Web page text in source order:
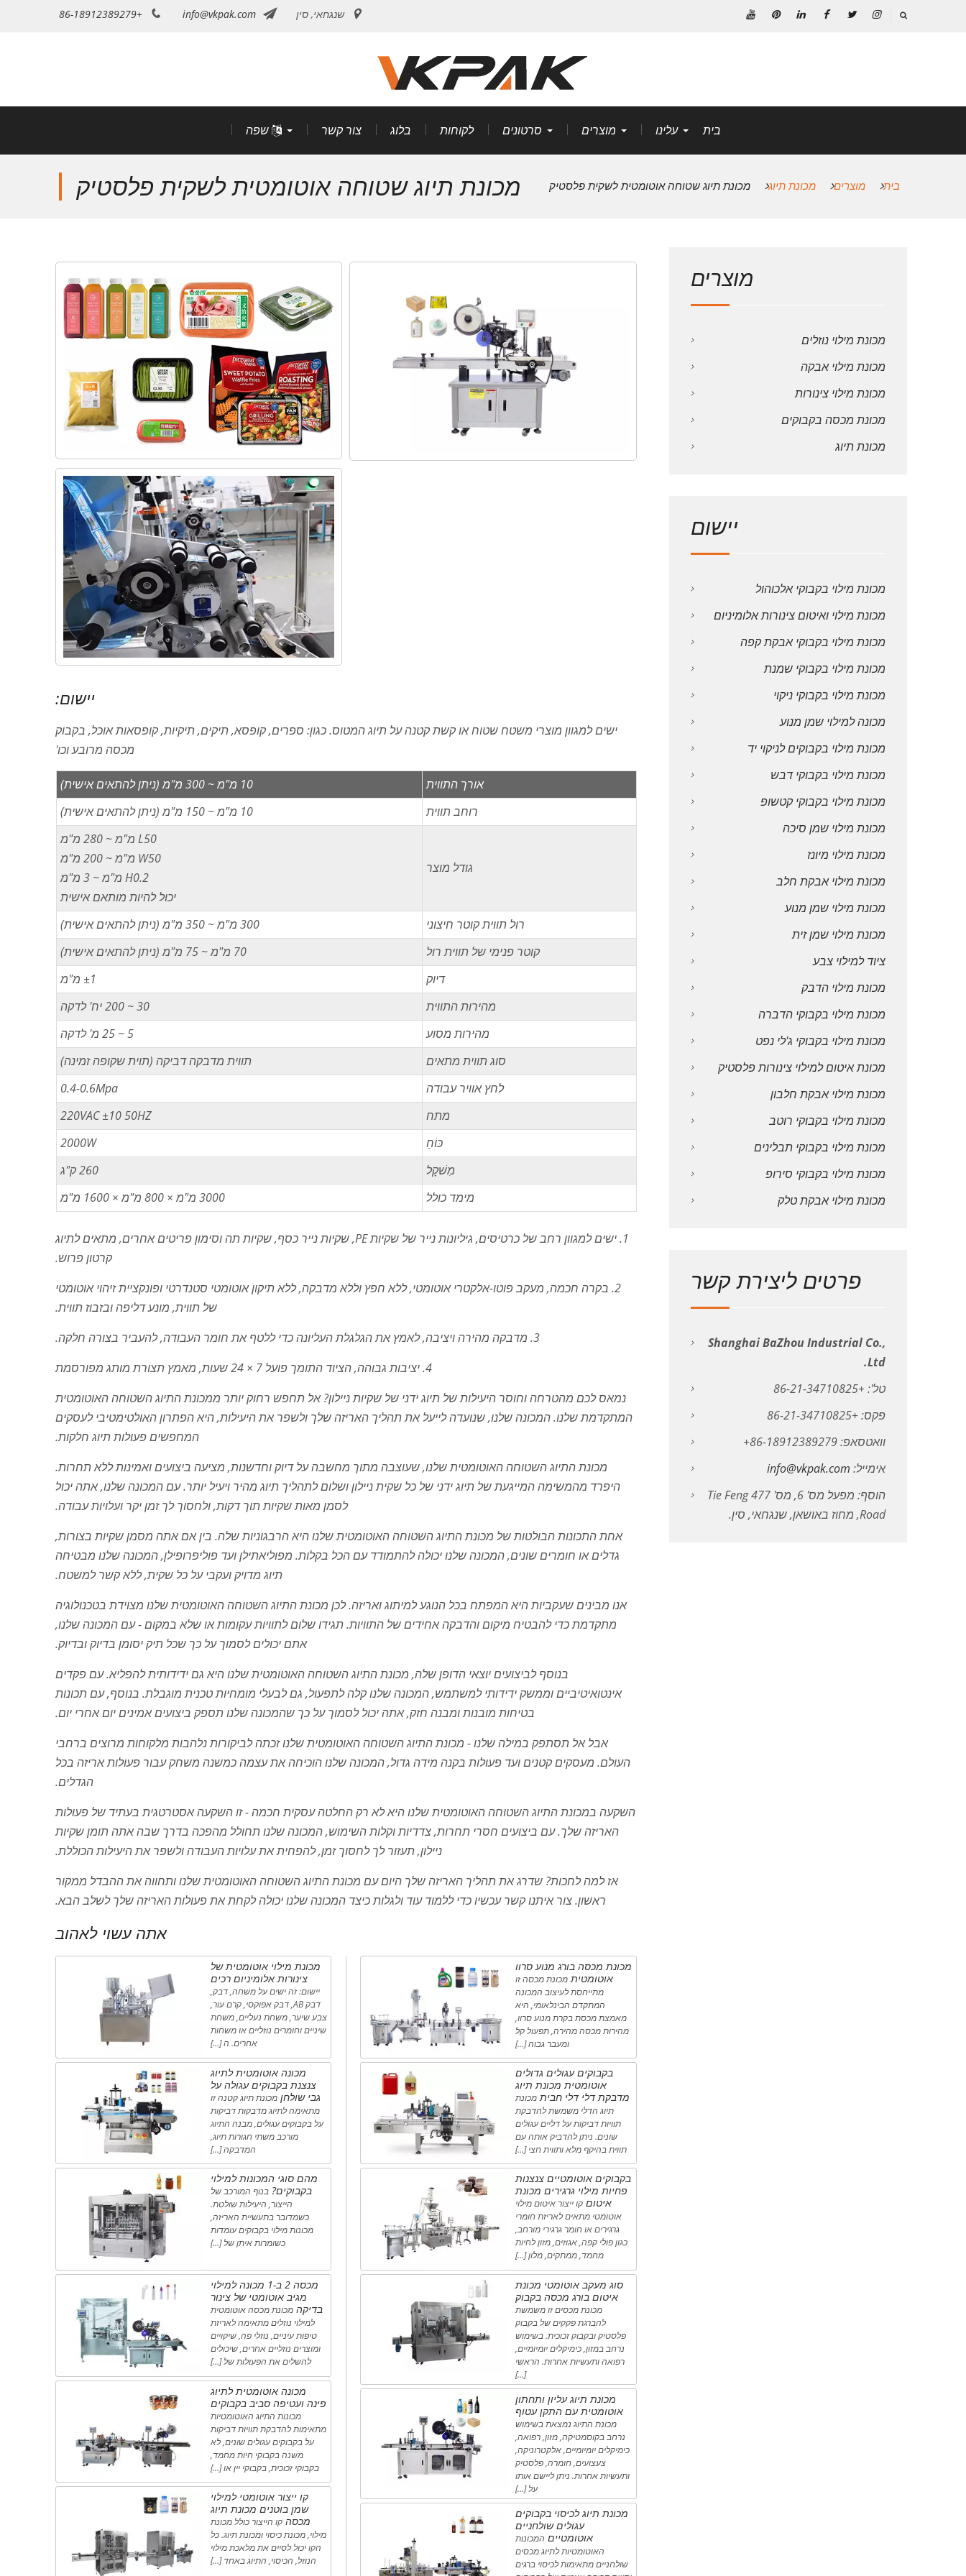
+86-18912389279 info@vkpak.com שנגחאי, סין
בית עלינו מוצרים סרטונים לקוחות בלוג צור קשר שפה
מכונת תיוג שטוחה אוטומטית לשקית פלסטיק בית מוצרים מכונת תיוג מכונת תיוג שטוחה אוטומטית לשקית פלסטיק
יישום:
ישים למגוון מוצרי משטח שטוח או קשת קטנה על תיוג המטוס. כגון: ספרים, קופסא, תיקים, תיקיות, קופסאות אוכל, בקבוק
מכסה מרובע וכו'
אורך התווית
10 מ"מ ~ 300 מ"מ (ניתן להתאים אישית)
רוחב תווית
10 מ"מ ~ 150 מ"מ (ניתן להתאים אישית)
גודל מוצר
L50 מ"מ ~ 280 מ"מ
W50 מ"מ ~ 200 מ"מ
H0.2 מ"מ ~ 3 מ"מ
יכול להיות מותאם אישית
רול תווית קוטר חיצוני
300 מ"מ ~ 350 מ"מ (ניתן להתאים אישית)
קוטר פנימי של תווית רול
70 מ"מ ~ 75 מ"מ (ניתן להתאים אישית)
דיוק
±1 מ"מ
מהירות התווית
30 ~ 200 יח' לדקה
מהירות מסוע
5 ~ 25 מ' לדקה
סוג תווית מתאים
תווית מדבקה דביקה (תוית שקופה זמינה)
לחץ אוויר עבודה
0.4-0.6Mpa
מתח
220VAC ±10 50HZ
כּוֹחַ
2000W
מִשׁקָל
260 ק"ג
מימד כולל
3000 מ"מ × 800 מ"מ × 1600 מ"מ
1. ישים למגוון רחב של כרטיסים, גיליונות נייר של שקיות PE, שקיות נייר כסף, שקיות תה וסימון פריטים אחרים, מתאים לתיוג
קרטון פרוש.
2. בקרה חכמה, מעקב פוטו-אלקטרי אוטומטי, ללא חפץ וללא מדבקה, ללא תיקון אוטומטי סטנדרטי ופונקציית זיהוי אוטומטי
של תווית, מונע דליפה ובזבוז תווית.
3. מדבקה מהירה ויציבה, לאמץ את הגלגלת העליונה כדי ללטף את חומר העבודה, להעביר בצורה חלקה.
4. יציבות גבוהה, הציוד התומך פועל 7 × 24 שעות, מאמץ תצורת מותג מפורסמת
נמאס לכם מהטרחה וחוסר היעילות של תיוג ידני של שקיות ניילון? אל תחפש רחוק יותר ממכונת התיוג השטוחה האוטומטית
המתקדמת שלנו. המכונה שלנו, שנועדה לייעל את תהליך האריזה שלך ולשפר את היעילות, היא הפתרון האולטימטיבי לעסקים
המחפשים פעולות תיוג חלקות.
מכונת התיוג השטוחה האוטומטית שלנו, שעוצבה מתוך מחשבה על דיוק וחדשנות, מציעה ביצועים ואמינות ללא תחרות.
היפרד מהמשימה המייגעת של תיוג ידני של כל שקית ניילון ושלום לתהליך תיוג מהיר ויעיל יותר. עם המכונה שלנו, אתה יכול
לסמן מאות שקיות תוך דקות, ולחסוך לך זמן יקר ועלויות עבודה.
אחת התכונות הבולטות של מכונת התיוג השטוחה האוטומטית שלנו היא הרבגוניות שלה. בין אם אתה מסמן שקיות בצורות,
גדלים או חומרים שונים, המכונה שלנו יכולה להתמודד עם הכל בקלות. מפוליאתילן ועד פוליפרופילן, המכונה שלנו מבטיחה
תיוג מדויק ועקבי על כל שקית, ללא קשר למשטח.
אנו מבינים שעקביות היא המפתח בכל הנוגע למיתוג ואריזה. לכן מכונת התיוג השטוחה האוטומטית שלנו מצוידת בטכנולוגיה
מתקדמת כדי להבטיח מיקום והדבקה אחידים של התוויות. תגידו שלום לתוויות עקומות או שלא במקום - עם המכונה שלנו,
אתם יכולים לסמוך על כך שכל תיק יסומן בדיוק ובדיוק.
בנוסף לביצועים יוצאי הדופן שלה, מכונת התיוג השטוחה האוטומטית שלנו היא גם ידידותית להפליא. עם פקדים
אינטואיטיביים וממשק ידידותי למשתמש, המכונה שלנו קלה לתפעול, גם לבעלי מומחיות טכנית מוגבלת. בנוסף, עם תכונות
בטיחות מובנות ומבנה חזק, אתה יכול לסמוך על כך שהמכונה שלנו תספק ביצועים אמינים יום אחרי יום.
אבל אל תסתפק במילה שלנו - מכונת התיוג השטוחה האוטומטית שלנו זכתה לביקורות נלהבות מלקוחות מרוצים ברחבי
העולם. מעסקים קטנים ועד פעולות בקנה מידה גדול, המכונה שלנו הוכיחה את עצמה כמשנה משחק עבור פעולות אריזה בכל
הגדלים.
השקעה במכונת התיוג השטוחה האוטומטית שלנו היא לא רק החלטה עסקית חכמה - זו השקעה אסטרטגית בעתיד של פעולות
האריזה שלך. עם ביצועים חסרי תחרות, צדדיות וקלות השימוש, המכונה שלנו תחולל מהפכה בדרך שבה אתה תומן שקיות
ניילון, תעזור לך לחסוך זמן, להפחית את עלויות העבודה ולשפר את היעילות הכוללת.
אז למה לחכות? שדרג את תהליך האריזה שלך היום עם מכונת התיוג השטוחה האוטומטית שלנו ותחווה את ההבדל ממקור
ראשון. צור איתנו קשר עכשיו כדי ללמוד עוד ולגלות כיצד המכונה שלנו יכולה לקחת את פעולות האריזה שלך לשלב הבא.
אתה עשוי לאהוב
מכונת מכסה בורג מנוע סרוו
אוטומטית מכונת מכסה זו
מתייחסת לעיצוב המכונה
המתקדם הבינלאומי, היא
מאמצת מכסת בקרת מנוע סרוו,
מהירות מכסה מהירה, תפעול קל
ומעבר גבוה […]
בקבוקים עגולים גדולים
אוטומטית מכונת תיוג
מדבקת דלי דלי חבית מכונת
תיוג הדלי משמשת להדבקת
תוויות דביקות על דליים עגולים
שונים. ניתן להדביק אותה עם
תווית בהיקף מלא ותווית חצי […]
בקבוקים אוטומטיים צנצנות
פחיות מילוי גרגירים מכונת
איטום קו ייצור איטום מילוי
אוטומטי מתאים לאריזת חומרי
גרגירים או חומר גרגירי מורחב,
כגון פולי קפה, אגוזים, מזון לחיות
מחמד, ממתקים, מלון […]
סוג מעקב אוטומטי מכונת
איטום בורג מכסה בקבוק
מכונת מכסים זו משמשת
להברגת פקקים של בקבוק
פלסטיק ובקבוק זכוכית. בשימוש
נרחב במזון, כימיקלים יומיומיים,
רפואה ותעשיות אחרות. הראשי
[…]
מכונת תיוג עליון ותחתון
אוטומטית עם התקן עטוף
מכונת התיוג נמצאת בשימוש
נרחב בקוסמטיקה, מזון, רפואה,
כימיקלים יומיומיים, אלקטרוניקה,
צעצועים, חומרה, פלסטיק
ותעשיות אחרות. ניתן ליישם אותו
על […]
מכונת תיוג לכיסוי בקבוקים
עגולים שולחניים
אוטומטיים המכונות
האוטומטיות לתיוג מכסים
שולחניים מתאימות לכיסוי ברגים
מכונת מילוי אוטומטית של
צינורות אלומיניום רכים
יישום: זה ישים על משחה, דבק,
דבק AB, דבק אפוקסי, קרם עור,
צבע שיער, משחת נעליים, משחת
שיניים וחומרים נוזליים או משחות
אחרים. ה […]
מכונה אוטומטית לתיוג
צנצנת בקבוקים עגולה על
גבי שולחן מכונת תיוג קטנה זו
מתאימה לתיוג מדבקות דביקות
על בקבוקים עגולים, מבנה התיוג
מורכב משתי חגורות תיוג,
המדבקה […]
מהם סוגי המכונות למילוי
בקבוקים? בנוף המורכב של
הייצור, היעילות שולטת.
כשמדובר בתעשיית האריזה,
מכונות מילוי בקבוקים עומדות
כשומרות איתן של […]
מכסה 2 ב-1 מכונה למילוי
מגיב אוטומטי של צינור
בדיקה מכונת מכסה אוטומטית
למילוי נוזלים מתאימה לאריזת
טיפות עיניים, נוזלי פה, שיקויים
ומוצרים נוזליים אחרים, שיכולים
להשלים את הפעולות של […]
מכונה אוטומטית לתיוג
פינה ועטיפה סביב בקבוקים
מכונות התיוג האוטומטיות
מתאימות להדבקת תוויות דביקות
על בקבוקים עגולים שונים, לא
משנה בקבוקי חיות מחמד,
בקבוקי זכוכית, בקבוקי יין או […]
קו ייצור אוטומטי למילוי
שמן בוטנים מכונת תיוג
מכסה קו הייצור כולל מכונת
מילוי, מכונת כיסוי ומכונת תיוג. כל
הקו יכול לסיים את מלאכת מילוי
הנוזל, הכיסוי, התיוג באחד […]
מוצרים
מכונת מילוי נוזלים
מכונת מילוי אבקה
מכונת מילוי צינורות
מכונת מכסה בקבוקים
מכונת תיוג
יישום
מכונת מילוי בקבוקי אלכוהול
מכונת מילוי ואיטום צינורות אלומיניום
מכונת מילוי בקבוקי אבקת קפה
מכונת מילוי בקבוקי שמנת
מכונת מילוי בקבוקי ניקוי
מכונה למילוי שמן מנוע
מכונת מילוי בקבוקים לניקוי יד
מכונת מילוי בקבוקי דבש
מכונת מילוי בקבוקי קטשופ
מכונת מילוי שמן סיכה
מכונת מילוי מיונז
מכונת מילוי אבקת חלב
מכונת מילוי שמן מנוע
מכונת מילוי שמן זית
ציוד למילוי צבע
מכונת מילוי הדבק
מכונת מילוי בקבוקי הדברה
מכונת מילוי בקבוקי ג'לי נפט
מכונת איטום למילוי צינורות פלסטיק
מכונת מילוי אבקת חלבון
מכונת מילוי בקבוקי רוטב
מכונת מילוי בקבוקי תבלינים
מכונת מילוי בקבוקי סירופ
מכונת מילוי אבקת טלק
פרטים ליצירת קשר
Shanghai BaZhou Industrial Co.,
Ltd.
טל': +86-21-34710825
פקס: +86-21-34710825
וואטסאפ: 86-18912389279+
אימייל: info@vkpak.com
הוסף: מפעל מס' 6, מס' 477 Tie Feng
Road, מחוז באושאן, שנגחאי, סין.